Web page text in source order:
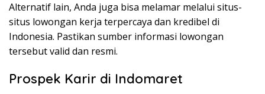
Alternatif lain, Anda juga bisa melamar melalui situs-
situs lowongan kerja terpercaya dan kredibel di
Indonesia. Pastikan sumber informasi lowongan
tersebut valid dan resmi.
Prospek Karir di Indomaret